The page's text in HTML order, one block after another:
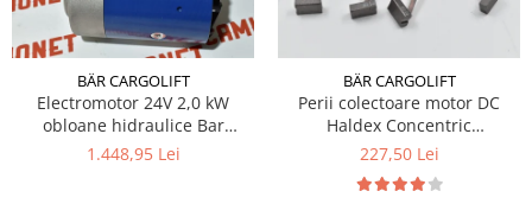
BÄR CARGOLIFT
Electromotor 24V 2,0 kW
obloane hidraulice Bar
Cargolift
1.448,95 Lei
BÄR CARGOLIFT
Perii colectoare motor DC
Haldex Concentric
12MG32THE
227,50 Lei